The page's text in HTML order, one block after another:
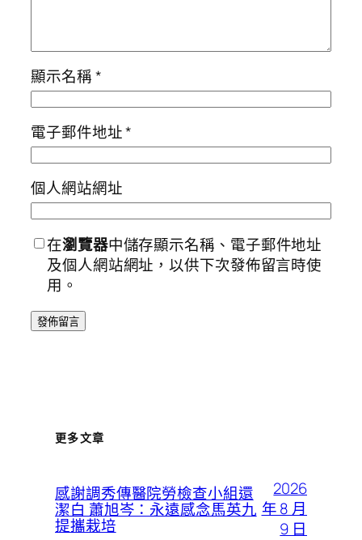
顯示名稱*
電子郵件地址*
個人網站網址
在瀏覽器中儲存顯示名稱、電子郵件地址
及個人網站網址，以供下次發佈留言時使
用。
更多文章
感謝調秀傳醫院勞檢查小組還
潔白 蕭旭岑：永遠感念馬英九
提攜栽培
2026
年 8 月
9 日